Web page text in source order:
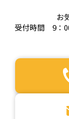
お
受付時間 9：